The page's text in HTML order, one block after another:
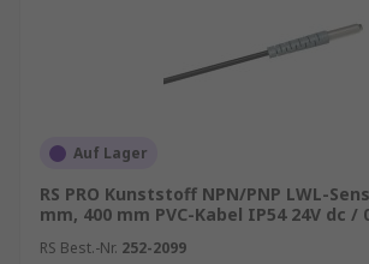
Auf Lager
RS PRO Kunststoff NPN/PNP LWL-
mm, 400 mm PVC-Kabel IP54 24V dc /
RS Best.-Nr. 252-2099